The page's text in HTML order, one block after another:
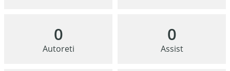
0
Autoreti
0
Assist